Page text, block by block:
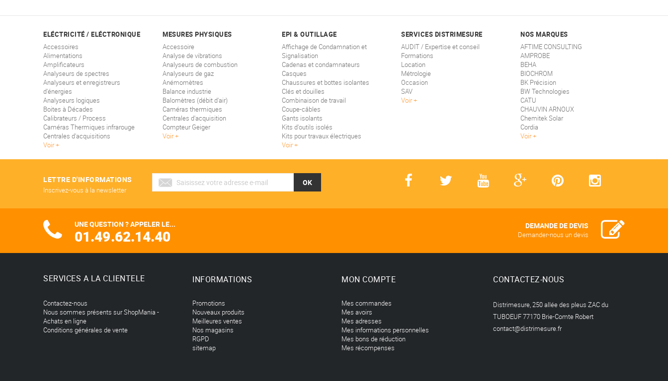
ELÉCTRICITÉ / ELÉCTRONIQUE
Accessoires
Alimentations
Amplificateurs
Analyseurs de spectres
Analyseurs et enregistreurs
d'énergies
Analyseurs logiques
Boites à Décades
Calibrateurs / Process
Caméras Thermiques infrarouge
Centrales d'acquisitions
Voir
MESURES PHYSIQUES
Accessoire
Analyse de vibrations
Analyseurs de combustion
Analyseurs de gaz
Anémomètres
Balance industrie
Balomètres (débit d'air)
Caméras thermiques
Centrales d'acquisition
Compteur Geiger
Voir
EPI & OUTILLAGE
Affichage de Condamnation et
Signalisation
Cadenas et condamnateurs
Casques
Chaussures et bottes isolantes
Clés et douilles
Combinaison de travail
Coupe-câbles
Gants isolants
Kits d'outils isolés
Kits pour travaux électriques
Voir
SERVICES DISTRIMESURE
AUDIT / Expertise et conseil
Formations
Location
Métrologie
Occasion
SAV
Voir
NOS MARQUES
AFTIME CONSULTING
AMPROBE
BEHA
BIOCHROM
BK Précision
BW Technologies
CATU
CHAUVIN ARNOUX
Chemitek Solar
Cordia
Voir
LETTRE D'INFORMATIONS
Inscrivez-vous à la newsletter
OK
UNE QUESTION ? APPELER LE...
01.49.62.14.40
DEMANDE DE DEVIS
Demander-nous un devis
SERVICES A LA CLIENTELE
Contactez-nous
Nous sommes présents sur ShopMania -
Achats en ligne
Conditions générales de vente
INFORMATIONS
Promotions
Nouveaux produits
Meilleures ventes
Nos magasins
RGPD
sitemap
MON COMPTE
Mes commandes
Mes avoirs
Mes adresses
Mes informations personnelles
Mes bons de réduction
Mes récompenses
CONTACTEZ-NOUS
Distrimesure, 250 allée des pleus ZAC du
TUBOEUF 77170 Brie-Comte Robert
contact@distrimesure.fr